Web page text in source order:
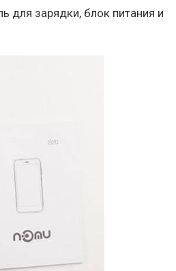
для зарядки, блок питания и